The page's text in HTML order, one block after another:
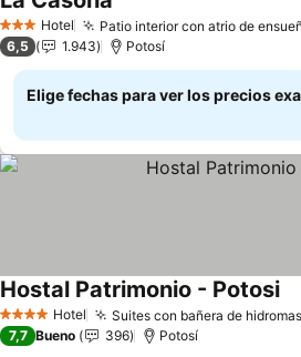
3 Estrellas
Hotel Patio interior con atrio de
6,5 1.943 Potosí
Elige fechas para ver los precios
4 EstrellasHotel Suites con bañera de
Hostal Patrimonio - Potosi
7,7 Bueno 396 Potosí